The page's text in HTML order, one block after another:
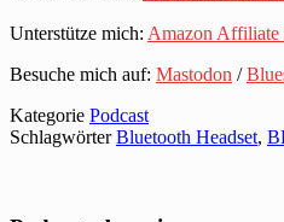
Unterstütze mich: Amazon
Besuche mich auf: Mastodon /
Kategorie Podcast
SchlagwörterBluetooth Headset,